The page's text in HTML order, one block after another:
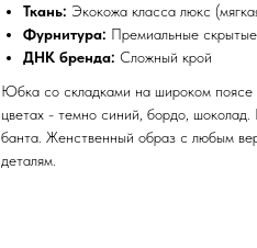
Ткань: Экокожа класса люкс
Фурнитура: Премиальные
ДНК бренда: Сложный крой
Юбка со складками на широком поясе
цветах - темно синий, бордо,
банта. Женственный образ с любым
деталям.